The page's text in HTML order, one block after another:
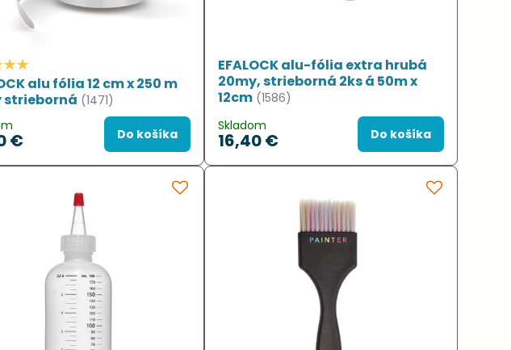
alu fólia 12 cm x 250 m
strieborná (1471)
€ Do košíka
EFALOCK alu-fólia extra hrubá
20my, strieborná 2ks á 50m x
12cm (1586)
Skladom
16,40 € Do košíka